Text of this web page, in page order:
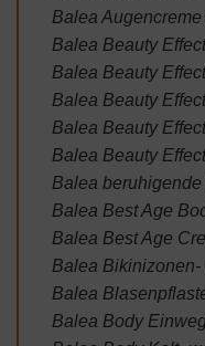
Balea
Balea Beauty
Balea Beauty
Balea Beauty
Balea Beauty
Balea Beauty
Balea
Balea Best Age
Balea Best Age
Balea Bikinizonen-
Balea
Balea Body